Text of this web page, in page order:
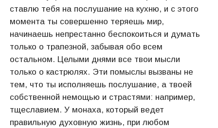
ставлю тебя на послушание на кухню, и с этого
момента ты совершенно теряешь мир,
начинаешь непрестанно беспокоиться и думать
только о трапезной, забывая обо всем
остальном. Целыми днями все твои мысли
только о кастрюлях. Эти помыслы вызваны не
тем, что ты исполняешь послушание, а твоей
собственной немощью и страстями: например,
тщеславием. У монаха, который ведет
правильную духовную жизнь, при любом